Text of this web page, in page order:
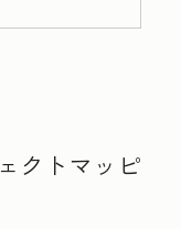
クトマッピ